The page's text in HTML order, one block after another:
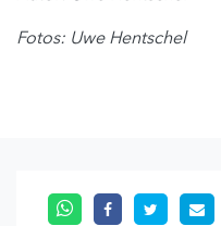
Fotos: Uwe Hentschel